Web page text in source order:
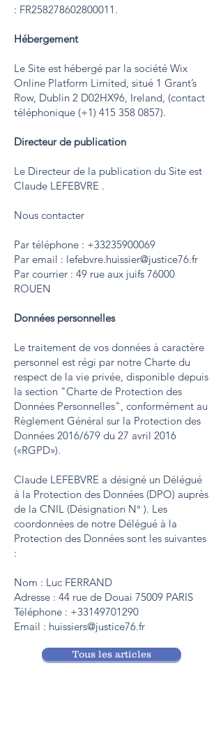
: FR258278602800011.
Hébergement
Le Site est hébergé par la société Wix
Online Platform Limited, situé 1 Grant’s
Row, Dublin 2 D02HX96, Ireland, (contact
téléphonique (+1) 415 358 0857).
Directeur de publication
Le Directeur de la publication du Site est
Claude LEFEBVRE .
Nous contacter
Par téléphone : +33235900069
Par email : lefebvre.huissier@justice76.fr
Par courrier : 49 rue aux juifs 76000
ROUEN
Données personnelles
Le traitement de vos données à caractère
personnel est régi par notre Charte du
respect de la vie privée, disponible depuis
la section "Charte de Protection des
Données Personnelles", conformément au
Règlement Général sur la Protection des
Données 2016/679 du 27 avril 2016
(«RGPD»).
Claude LEFEBVRE a désigné un Délégué
à la Protection des Données (DPO) auprès
de la CNIL (Désignation N° ). Les
coordonnées de notre Délégué à la
Protection des Données sont les suivantes
:
Nom : Luc FERRAND
Adresse : 44 rue de Douai 75009 PARIS
Téléphone : +33149701290
Email : huissiers@justice76.fr
Tous les articles